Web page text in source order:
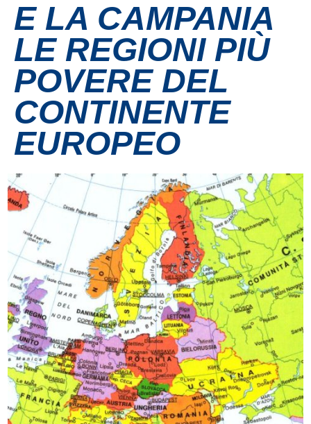
Contatti
Grandi eventi
Ospedale Virtuale
MotoRare
E LA CAMPANIA
LE REGIONI PIÙ
POVERE DEL
CONTINENTE
EUROPEO